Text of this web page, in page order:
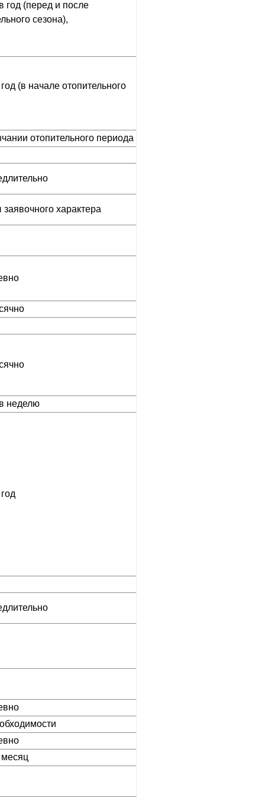
год (перед и после
сезона),
(в начале отопительного
отопительного периода
заявочного характера
неделю
месяц